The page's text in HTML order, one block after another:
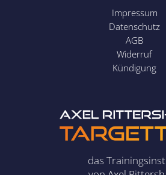
Impressum
Datenschutz
AGB
Widerruf
Kündigung
das